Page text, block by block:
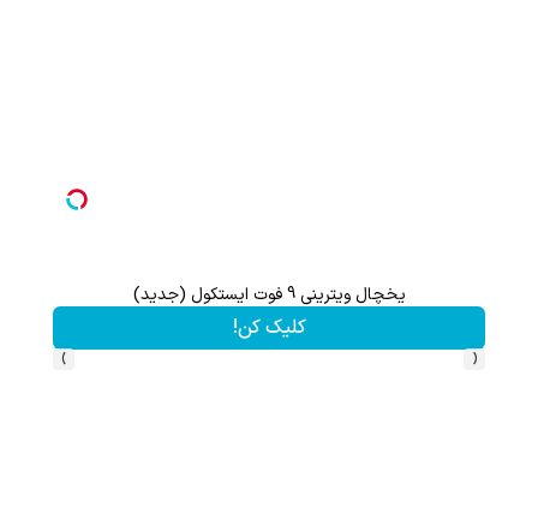
یخچال ویترینی 9 فوت ایستکول (جدید)
کلیک کن!
‹
›